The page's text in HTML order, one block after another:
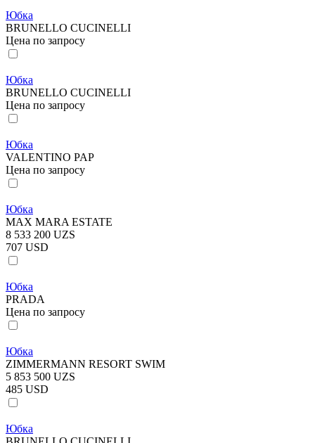
Юбка
BRUNELLO CUCINELLI
Цена по запросу
Юбка
BRUNELLO CUCINELLI
Цена по запросу
Юбка
VALENTINO PAP
Цена по запросу
Юбка
MAX MARA ESTATE
8 533 200 UZS
707 USD
Юбка
PRADA
Цена по запросу
Юбка
ZIMMERMANN RESORT SWIM
5 853 500 UZS
485 USD
Юбка